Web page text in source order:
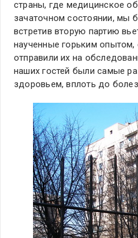
страны, где медицинское
зачаточном состоянии, мы
встретив вторую партию
наученные горьким
отправили их на
наших гостей были самые
здоровьем, вплоть до